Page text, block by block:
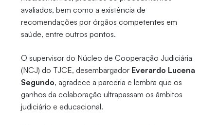
avaliados, bem como a existência de
recomendações por órgãos competentes em
saúde, entre outros pontos.
O supervisor do Núcleo de Cooperação Judiciária
(NCJ) do TJCE, desembargador Everardo Lucena
Segundo, agradece a parceria e lembra que os
ganhos da colaboração ultrapassam os âmbitos
judiciário e educacional.